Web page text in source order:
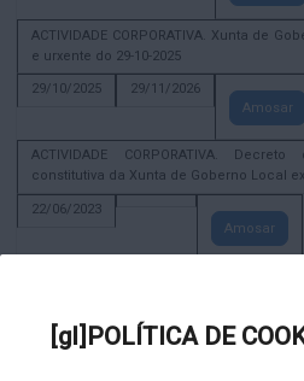
[gl]POLÍTICA DE
ACTIVIDADE CORPORATIVA. Xunta de
e urxente do 29-10-2025
29/10/2025
29/11/2026
Amosar
ACTIVIDADE CORPORATIVA.
constitutiva da Xunta de Goberno Local
22/06/2023
Amosar
Amosar